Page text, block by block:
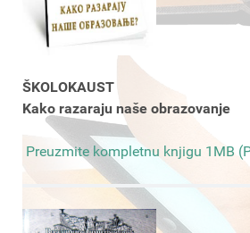
ŠKOLOKAUST
Kako razaraju naše obrazovanje
Preuzmite kompletnu knjigu 1MB